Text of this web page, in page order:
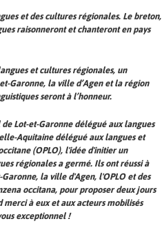
et des cultures régionales. Le breton,
raisonneront et chanteront en pays
et cultures régionales, un
Garonne, la ville d’Agen et la région
seront à l’honneur.
Lot-et-Garonne délégué aux langues
Aquitaine délégué aux langues et
(OPLO), l'idée d'initier un
régionales a germé. Ils ont réussi à
la ville d'Agen, l'OPLO et des
occitana, pour proposer deux jours
à eux et aux acteurs mobilisés
exceptionnel !